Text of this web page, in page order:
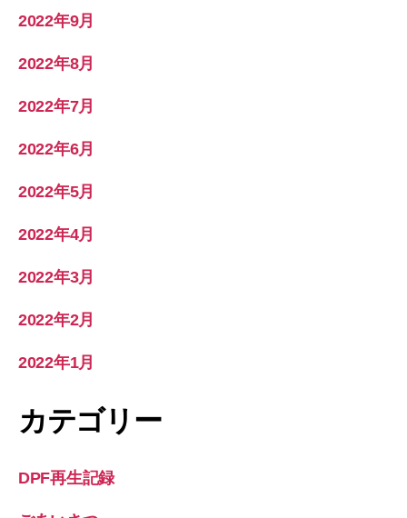
2022年9月
2022年8月
2022年7月
2022年6月
2022年5月
2022年4月
2022年3月
2022年2月
2022年1月
カテゴリー
DPF再生記録